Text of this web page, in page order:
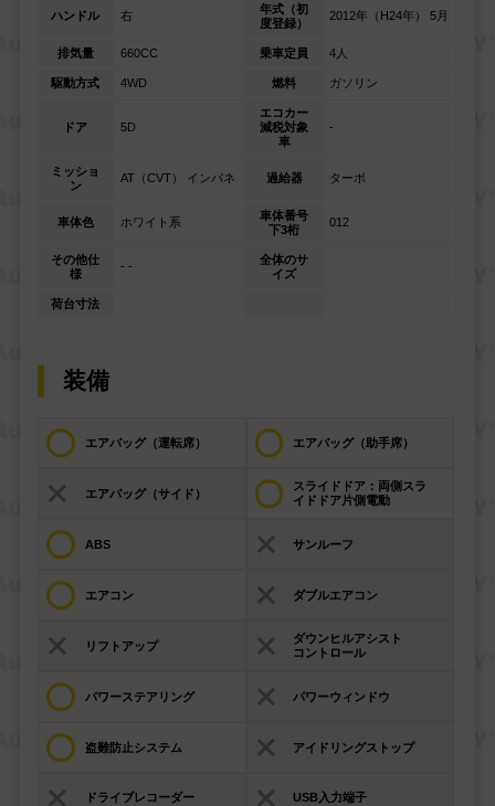
ハンドル 右
年式（初
度登録）
2012年（H24年） 5月
排気量 660CC 乗車定員 4人
駆動方式 4WD 燃料 ガソリン
ドア 5D
エコカー
減税対象
車
-
ミッショ
ン
AT（CVT） インパネ 過給器 ターボ
車体色 ホワイト系
車体番号
下3桁
012
その他仕
様
- -
全体のサ
イズ
荷台寸法
装備
エアバッグ（運転席） エアバッグ（助手席）
エアバッグ（サイド）
スライドドア：両側スラ
イドドア片側電動
ABS サンルーフ
エアコン ダブルエアコン
リフトアップ
ダウンヒルアシスト
コントロール
パワーステアリング パワーウィンドウ
盗難防止システム アイドリングストップ
ドライブレコーダー USB入力端子